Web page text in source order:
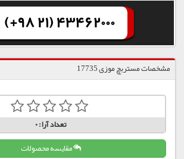
(+98 21) 43462000
مشخصات مستربچ موزی 17735
تعداد آرا:0
مقایسه محصولات